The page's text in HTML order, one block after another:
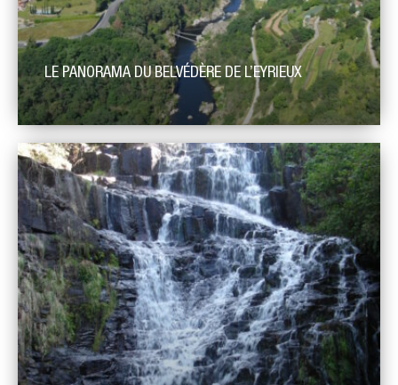
LE PANORAMA DU BELVÉDÈRE DE L’EYRIEUX
Le belvédère de l’Eyrieux, offre à Saint-Michel-de-
Chabrillanoux, un panorama exceptionnel sur la vallée de
l’Eyrieux. Au niveau de Saint-Michel-de-Chabrillanoux et des
Ollières-sur-Eyrieux, la vallée est profondément encaissée
dans le socle cristallin et le cours de la rivière est calme. Le
belvédère donne à voir un panorama sur les méandres de la
vallée depuis les Ollières-sur-Eyrieux […]